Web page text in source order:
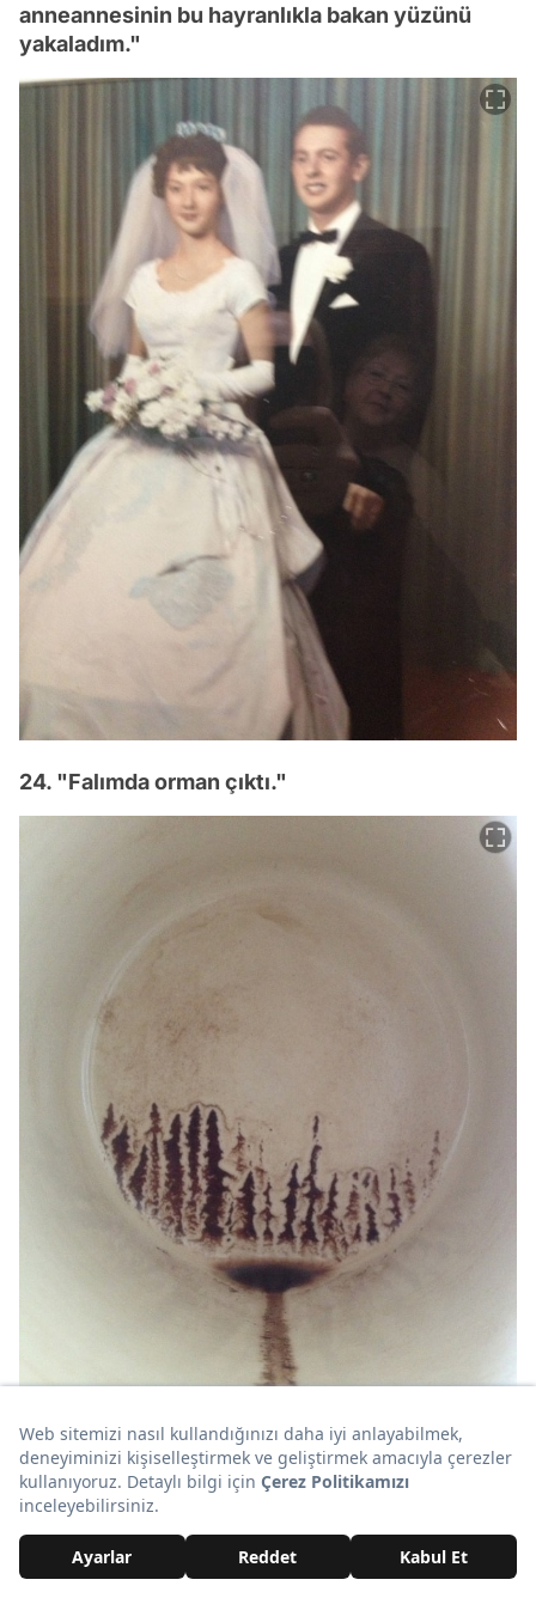
anneannesinin bu hayranlıkla bakan yüzünü
yakaladım."
24. "Falımda orman çıktı."
25. "Elektrik tesisatçısı New York halk
kütüphanesinin, 12 milyon dolara mal olan
tavanına delik açmış."